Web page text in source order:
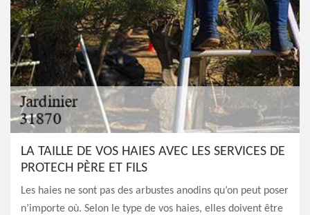
LA TAILLE DE VOS HAIES AVEC LES SERVICES DE
PROTECH PÈRE ET FILS
Les haies ne sont pas des arbustes anodins qu’on peut poser
n’importe où. Selon le type de vos haies, elles doivent être